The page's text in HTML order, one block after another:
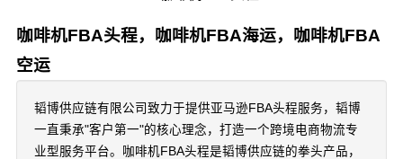
咖啡机FBA头程，咖啡机FBA海运，咖啡机FBA
空运
韬博供应链有限公司致力于提供亚马逊FBA头程服务，韬博
一直秉承"客户第一"的核心理念，打造一个跨境电商物流专
业型服务平台。咖啡机FBA头程是韬博供应链的拳头产品，